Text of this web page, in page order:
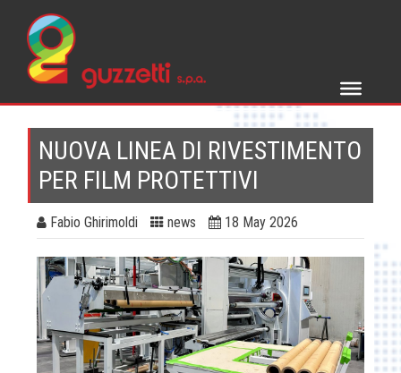
content
NUOVA LINEA DI RIVESTIMENTO
PER FILM PROTETTIVI
Fabio Ghirimoldi news 18 May 2026